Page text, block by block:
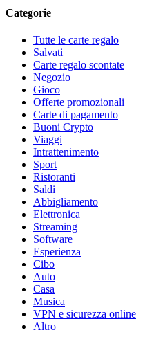
Categorie
Tutte le carte regalo
Salvati
Carte regalo scontate
Negozio
Gioco
Offerte promozionali
Carte di pagamento
Buoni Crypto
Viaggi
Intrattenimento
Sport
Ristoranti
Saldi
Abbigliamento
Elettronica
Streaming
Software
Esperienza
Cibo
Auto
Casa
Musica
VPN e sicurezza online
Altro